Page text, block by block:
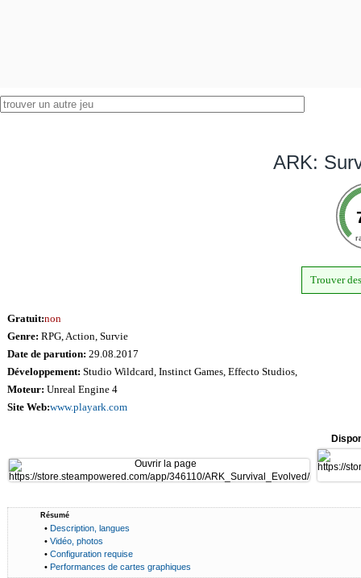
ARK:
Trouver
Gratuit:non
Genre: RPG, Action, Survie
Date de parution: 29.08.2017
Développement: Studio Wildcard, Instinct Games, Effecto Studios,
Moteur: Unreal Engine 4
Site Web:www.playark.com
Résumé
• Description, langues
• Vidéo, photos
• Configuration requise
• Performances de cartes graphiques